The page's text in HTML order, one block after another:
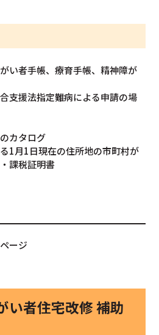
い者手帳、療育手帳、精神障が
支援法指定難病による申請の場
カタログ
1月1日現在の住所地の市町村が
課税証明書
ージ
い者住宅改修 補助